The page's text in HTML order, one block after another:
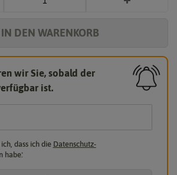
IN DEN WARENKORB
wir Sie, sobald der
ist.
dass ich die Daten­schutz­
habe.*